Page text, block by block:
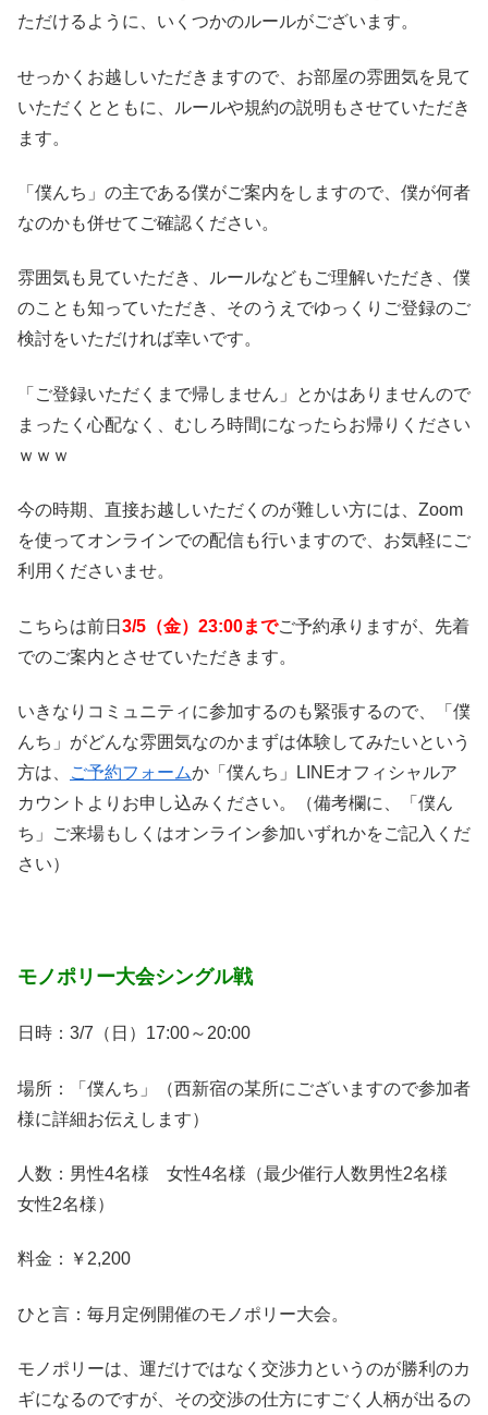
ただけるように、いくつかのルールがございます。
せっかくお越しいただきますので、お部屋の雰囲気を見て
いただくとともに、ルールや規約の説明もさせていただき
ます。
「僕んち」の主である僕がご案内をしますので、僕が何者
なのかも併せてご確認ください。
雰囲気も見ていただき、ルールなどもご理解いただき、僕
のことも知っていただき、そのうえでゆっくりご登録のご
検討をいただければ幸いです。
「ご登録いただくまで帰しません」とかはありませんので
まったく心配なく、むしろ時間になったらお帰りください
ｗｗｗ
今の時期、直接お越しいただくのが難しい方には、Zoom
を使ってオンラインでの配信も行いますので、お気軽にご
利用くださいませ。
こちらは前日 3/5（金）23:00までご予約承りますが、先着
でのご案内とさせていただきます。
いきなりコミュニティに参加するのも緊張するので、「僕
んち」がどんな雰囲気なのかまずは体験してみたいという
方は、
ご予約フォームか「僕んち」LINEオフィシャルア
カウントよりお申し込みください。（備考欄に、「僕ん
ち」ご来場もしくはオンライン参加いずれかをご記入くだ
さい）
モノポリー大会シングル戦
日時：3/7（日）17:00～20:00
場所：「僕んち」（西新宿の某所にございますので参加者
様に詳細お伝えします）
人数：男性4名様 女性4名様（最少催行人数男性2名様
女性2名様）
料金：￥2,200
ひと言：毎月定例開催のモノポリー大会。
モノポリーは、運だけではなく交渉力というのが勝利のカ
ギになるのですが、その交渉の仕方にすごく人柄が出るの